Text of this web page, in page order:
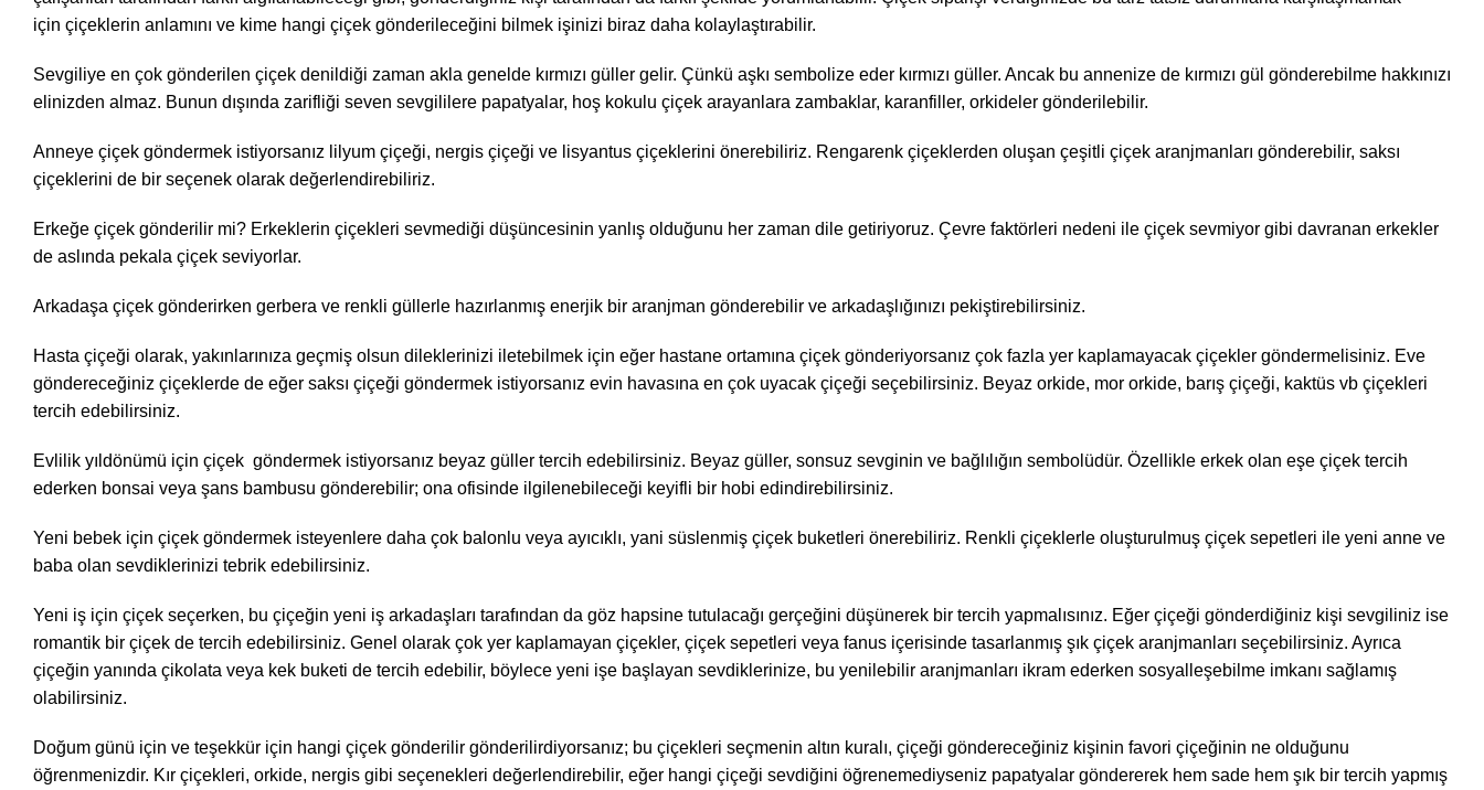
için çiçeklerin anlamını ve kime hangi çiçek gönderileceğini bilmek işinizi biraz daha kolaylaştırabilir.
Sevgiliye en çok gönderilen çiçek denildiği zaman akla genelde kırmızı güller gelir. Çünkü aşkı sembolize eder kırmızı güller. Ancak bu annenize de kırmızı gül gönderebilme hakkınızı
elinizden almaz. Bunun dışında zarifliği seven sevgililere papatyalar, hoş kokulu çiçek arayanlara zambaklar, karanfiller, orkideler gönderilebilir.
Anneye çiçek göndermek istiyorsanız lilyum çiçeği, nergis çiçeği ve lisyantus çiçeklerini önerebiliriz. Rengarenk çiçeklerden oluşan çeşitli çiçek aranjmanları gönderebilir, saksı
çiçeklerini de bir seçenek olarak değerlendirebiliriz.
Erkeğe çiçek gönderilir mi? Erkeklerin çiçekleri sevmediği düşüncesinin yanlış olduğunu her zaman dile getiriyoruz. Çevre faktörleri nedeni ile çiçek sevmiyor gibi davranan erkekler
de aslında pekala çiçek seviyorlar.
Arkadaşa çiçek gönderirken gerbera ve renkli güllerle hazırlanmış enerjik bir aranjman gönderebilir ve arkadaşlığınızı pekiştirebilirsiniz.
Hasta çiçeği olarak, yakınlarınıza geçmiş olsun dileklerinizi iletebilmek için eğer hastane ortamına çiçek gönderiyorsanız çok fazla yer kaplamayacak çiçekler göndermelisiniz. Eve
göndereceğiniz çiçeklerde de eğer saksı çiçeği göndermek istiyorsanız evin havasına en çok uyacak çiçeği seçebilirsiniz. Beyaz orkide, mor orkide, barış çiçeği, kaktüs vb çiçekleri
tercih edebilirsiniz.
Evlilik yıldönümü için çiçek göndermek istiyorsanız beyaz güller tercih edebilirsiniz. Beyaz güller, sonsuz sevginin ve bağlılığın sembolüdür. Özellikle erkek olan eşe çiçek tercih
ederken bonsai veya şans bambusu gönderebilir; ona ofisinde ilgilenebileceği keyifli bir hobi edindirebilirsiniz.
Yeni bebek için çiçek göndermek isteyenlere daha çok balonlu veya ayıcıklı, yani süslenmiş çiçek buketleri önerebiliriz. Renkli çiçeklerle oluşturulmuş çiçek sepetleri ile yeni anne ve
baba olan sevdiklerinizi tebrik edebilirsiniz.
Yeni iş için çiçek seçerken, bu çiçeğin yeni iş arkadaşları tarafından da göz hapsine tutulacağı gerçeğini düşünerek bir tercih yapmalısınız. Eğer çiçeği gönderdiğiniz kişi sevgiliniz ise
romantik bir çiçek de tercih edebilirsiniz. Genel olarak çok yer kaplamayan çiçekler, çiçek sepetleri veya fanus içerisinde tasarlanmış şık çiçek aranjmanları seçebilirsiniz. Ayrıca
çiçeğin yanında çikolata veya kek buketi de tercih edebilir, böylece yeni işe başlayan sevdiklerinize, bu yenilebilir aranjmanları ikram ederken sosyalleşebilme imkanı sağlamış
olabilirsiniz.
Doğum günü için ve teşekkür için hangi çiçek gönderilir gönderilirdiyorsanız; bu çiçekleri seçmenin altın kuralı, çiçeği göndereceğiniz kişinin favori çiçeğinin ne olduğunu
öğrenmenizdir. Kır çiçekleri, orkide, nergis gibi seçenekleri değerlendirebilir, eğer hangi çiçeği sevdiğini öğrenemediyseniz papatyalar göndererek hem sade hem şık bir tercih yapmış